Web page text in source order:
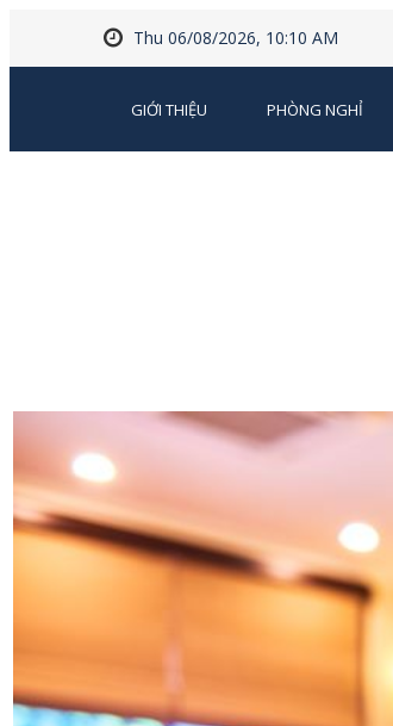
Thu 06/08/2026, 10:10 AM
GIỚI THIỆU PHÒNG NGHỈ